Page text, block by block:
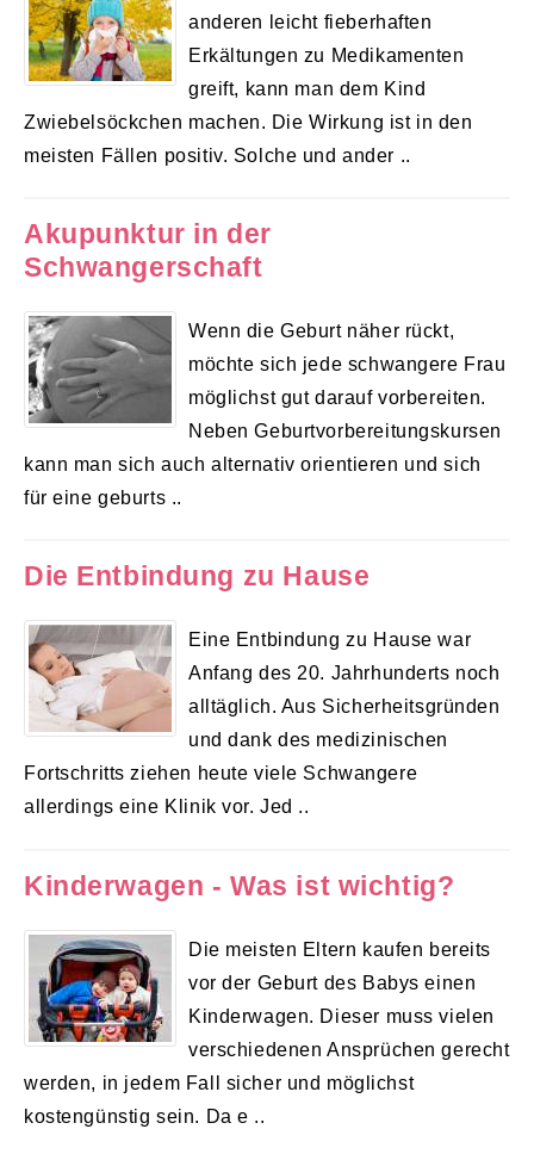
anderen leicht fieberhaften
Erkältungen zu Medikamenten
greift, kann man dem Kind
Zwiebelsöckchen machen. Die Wirkung ist in den
meisten Fällen positiv. Solche und ander ..
Akupunktur in der
Schwangerschaft
Wenn die Geburt näher rückt,
möchte sich jede schwangere Frau
möglichst gut darauf vorbereiten.
Neben Geburtvorbereitungskursen
kann man sich auch alternativ orientieren und sich
für eine geburts ..
Die Entbindung zu Hause
Eine Entbindung zu Hause war
Anfang des 20. Jahrhunderts noch
alltäglich. Aus Sicherheitsgründen
und dank des medizinischen
Fortschritts ziehen heute viele Schwangere
allerdings eine Klinik vor. Jed ..
Kinderwagen - Was ist wichtig?
Die meisten Eltern kaufen bereits
vor der Geburt des Babys einen
Kinderwagen. Dieser muss vielen
verschiedenen Ansprüchen gerecht
werden, in jedem Fall sicher und möglichst
kostengünstig sein. Da e ..